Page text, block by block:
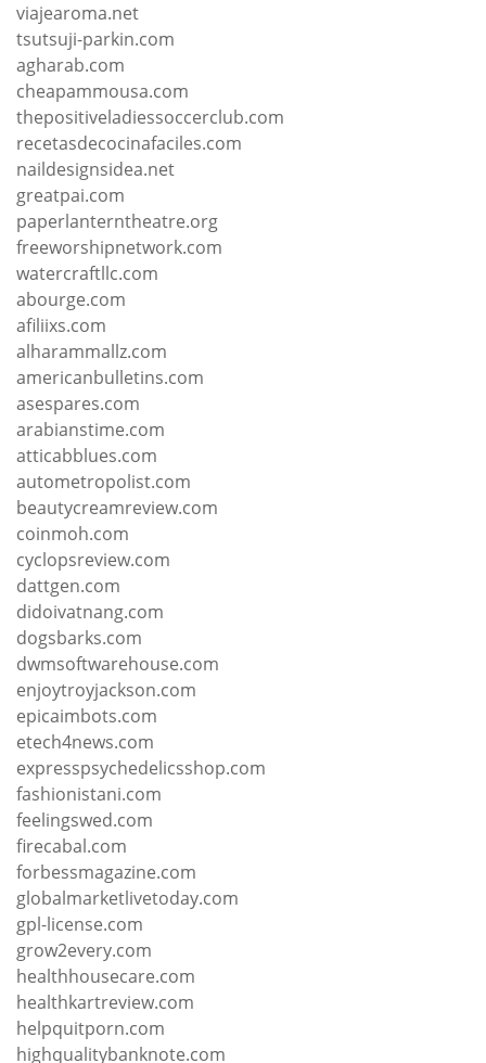
viajearoma.net
tsutsuji-parkin.com
agharab.com
cheapammousa.com
thepositiveladiessoccerclub.com
recetasdecocinafaciles.com
naildesignsidea.net
greatpai.com
paperlanterntheatre.org
freeworshipnetwork.com
watercraftllc.com
abourge.com
afiliixs.com
alharammallz.com
americanbulletins.com
asespares.com
arabianstime.com
atticabblues.com
autometropolist.com
beautycreamreview.com
coinmoh.com
cyclopsreview.com
dattgen.com
didoivatnang.com
dogsbarks.com
dwmsoftwarehouse.com
enjoytroyjackson.com
epicaimbots.com
etech4news.com
expresspsychedelicsshop.com
fashionistani.com
feelingswed.com
firecabal.com
forbessmagazine.com
globalmarketlivetoday.com
gpl-license.com
grow2every.com
healthhousecare.com
healthkartreview.com
helpquitporn.com
highqualitybanknote.com